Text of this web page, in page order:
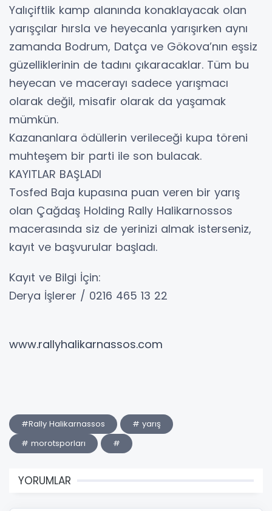
Yalıçiftlik kamp alanında konaklayacak olan
yarışçılar hırsla ve heyecanla yarışırken aynı
zamanda Bodrum, Datça ve Gökova’nın eşsiz
güzelliklerinin de tadını çıkaracaklar. Tüm bu
heyecan ve macerayı sadece yarışmacı
olarak değil, misafir olarak da yaşamak
mümkün.
Kazananlara ödüllerin verileceği kupa töreni
muhteşem bir parti ile son bulacak.
KAYITLAR BAŞLADI
Tosfed Baja kupasına puan veren bir yarış
olan Çağdaş Holding Rally Halikarnossos
macerasında siz de yerinizi almak isterseniz,
kayıt ve başvurular başladı.
Kayıt ve Bilgi İçin:
Derya İşlerer / 0216 465 13 22
www.rallyhalikarnassos.com
#Rally Halikarnassos
# yarış
# morotsporları
#
YORUMLAR